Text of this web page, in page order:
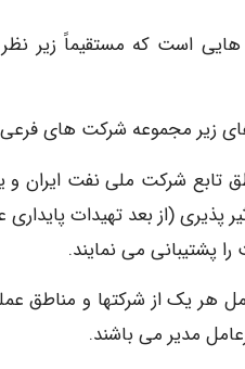
است که مستقیماً زیر نظر
زیر مجموعه شرکت های
شرکت ملی نفت ایران و
پذیری (از بعد تهیدات
پشتیبانی می نمایند.
هر یک از شرکتها و مناطق
مدیر می باشند.